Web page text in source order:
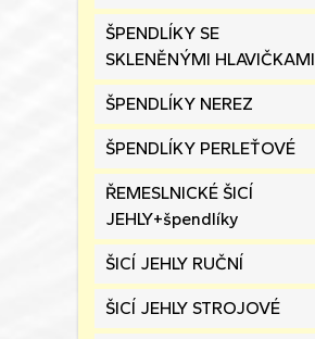
ŠPENDLÍKY SE
SKLENĚNÝMI HLAVIČKAMI
ŠPENDLÍKY NEREZ
ŠPENDLÍKY PERLEŤOVÉ
ŘEMESLNICKÉ ŠICÍ
JEHLY+špendlíky
ŠICÍ JEHLY RUČNÍ
ŠICÍ JEHLY STROJOVÉ